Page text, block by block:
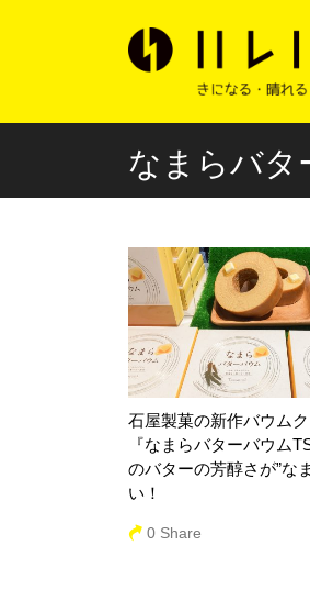
なまらバタ
石屋製菓の新作バウム
『なまらバターバウム
のバターの芳醇さが”な
い！
0 Share